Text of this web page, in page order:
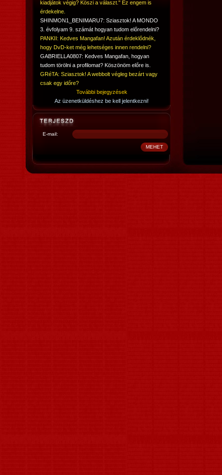
kiadjátok végig? Köszi a választ." Ez engem is
érdekelne.
SHINMON1_BENIMARU7: Sziasztok! A MONDO
3. évfolyam 9. számát hogyan tudom előrendelni?
PANKII: Kedves Mangafan! Azután érdeklődnék,
hogy DvD-ket még lehetséges innen rendelni?
GABRIELLA0807: Kedves Mangafan, hogyan
tudom törölni a profilomat? Köszönöm előre is.
GRéTA: Sziasztok! A webbolt végleg bezárt vagy
csak egy időre?
További bejegyzések
Az üzenetküldéshez be kell jelentkezni!
E-mail: